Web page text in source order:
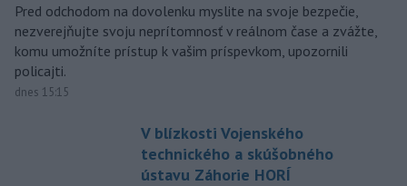
Pred odchodom na dovolenku myslite na svoje bezpečie,
nezverejňujte svoju neprítomnosť v reálnom čase a zvážte,
komu umožníte prístup k vašim príspevkom, upozornili
policajti.
dnes 15:15
V blízkosti Vojenského
technického a skúšobného
ústavu Záhorie HORÍ